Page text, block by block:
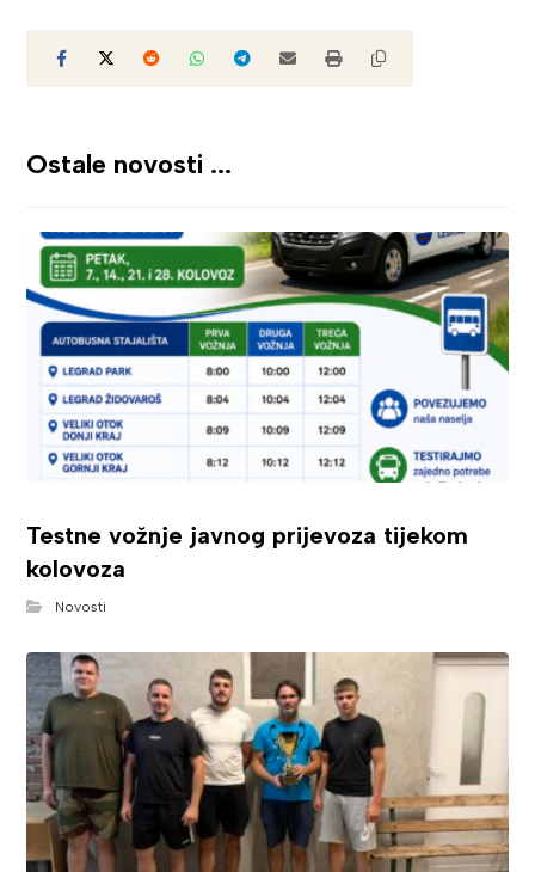
Ostale novosti ...
Testne vožnje javnog prijevoza tijekom
kolovoza
Novosti